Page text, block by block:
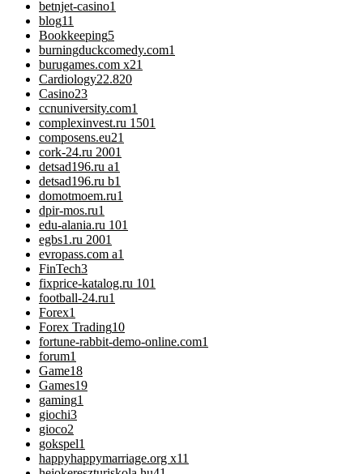
betnjet-casino1
blog11
Bookkeeping5
burningduckcomedy.com1
burugames.com x21
Cardiology22.820
Casino23
ccnuniversity.com1
complexinvest.ru 1501
composens.eu21
cork-24.ru 2001
detsad196.ru a1
detsad196.ru b1
domotmoem.ru1
dpir-mos.ru1
edu-alania.ru 101
egbs1.ru 2001
evropass.com a1
FinTech3
fixprice-katalog.ru 101
football-24.ru1
Forex1
Forex Trading10
fortune-rabbit-demo-online.com1
forum1
Game18
Games19
gaming1
giochi3
gioco2
gokspel1
happyhappymarriage.org x11